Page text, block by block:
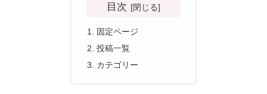
目次
固定ページ
投稿一覧
カテゴリー